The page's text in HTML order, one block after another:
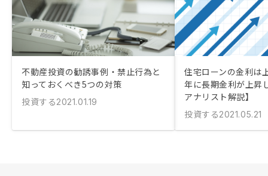
不動産投資の勧誘事例・禁止行為と
知っておくべき5つの対策
投資する2021.01.19
住宅ローンの金利は
年に長期金利が上昇
アナリスト解説】
投資する2021.05.21